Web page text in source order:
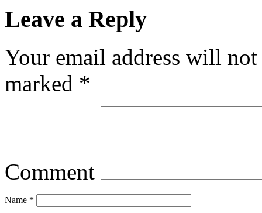
Leave a Reply
Your email address will
marked *
Comment
Name *